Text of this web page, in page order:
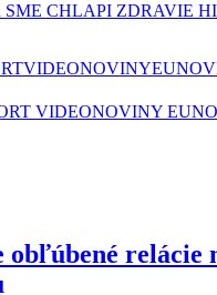
SME CHLAPI ZDRAVIE
VIDEONOVINY
VIDEONOVINY
obľúbené relácie